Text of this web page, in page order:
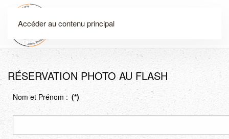
Accéder au contenu principal
RÉSERVATION PHOTO AU FLASH
Nom et Prénom : (*)